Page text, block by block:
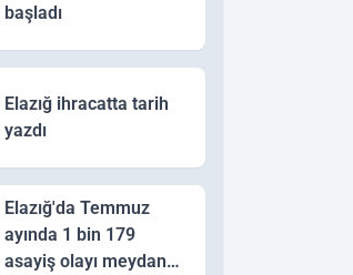
başladı
Elazığ ihracatta tarih
yazdı
Elazığ'da Temmuz
ayında 1 bin 179
asayiş olayı meydana